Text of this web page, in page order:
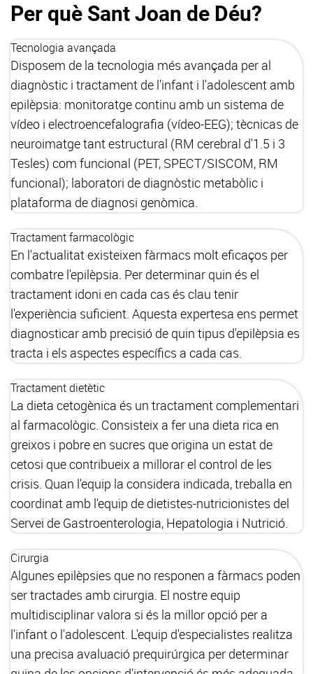
Per què Sant Joan de Déu?
Tecnologia avançada
Disposem de la tecnologia més avançada per al
diagnòstic i tractament de l'infant i l'adolescent amb
epilèpsia: monitoratge continu amb un sistema de
vídeo i electroencefalografia (vídeo-EEG); tècnicas de
neuroimatge tant estructural (RM cerebral d'1.5 i 3
Tesles) com funcional (PET, SPECT/SISCOM, RM
funcional); laboratori de diagnòstic metabòlic i
plataforma de diagnosi genòmica.
Tractament farmacològic
En l'actualitat existeixen fàrmacs molt eficaços per
combatre l'epilèpsia. Per determinar quin és el
tractament idoni en cada cas és clau tenir
l'experiència suficient. Aquesta expertesa ens permet
diagnosticar amb precisió de quin tipus d'epilèpsia es
tracta i els aspectes específics a cada cas.
Tractament dietètic
La dieta cetogènica és un tractament complementari
al farmacològic. Consisteix a fer una dieta rica en
greixos i pobre en sucres que origina un estat de
cetosi que contribueix a millorar el control de les
crisis. Quan l'equip la considera indicada, treballa en
coordinat amb l'equip de dietistes-nutricionistes del
Servei de Gastroenterologia, Hepatologia i Nutrició.
Cirurgia
Algunes epilèpsies que no responen a fàrmacs poden
ser tractades amb cirurgia. El nostre equip
multidisciplinar valora si és la millor opció per a
l'infant o l'adolescent. L'equip d'especialistes realitza
una precisa avaluació prequirúrgica per determinar